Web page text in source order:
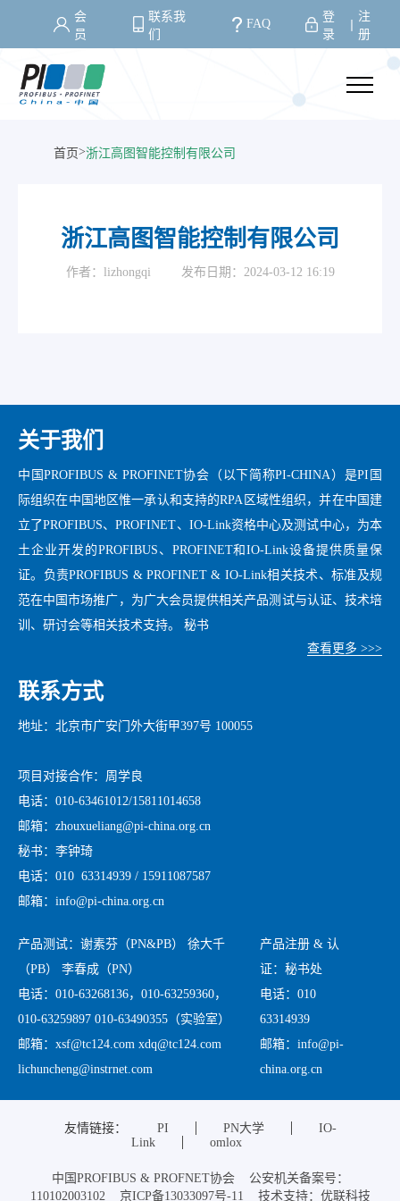
会
员
联系我
们
FAQ
登
录
注
册
首页>浙江高图智能控制有限公司
浙江高图智能控制有限公司
作者：lizhongqi 发布日期：2024-03-12 16:19
关于我们
中国PROFIBUS & PROFINET协会（以下简称PI-CHINA）是PI国
际组织在中国地区惟一承认和支持的RPA区域性组织，并在中国建
立了PROFIBUS、PROFINET、IO-Link资格中心及测试中心，为本
土企业开发的PROFIBUS、PROFINET和IO-Link设备提供质量保
证。负责PROFIBUS & PROFINET & IO-Link相关技术、标准及规
范在中国市场推广，为广大会员提供相关产品测试与认证、技术培
训、研讨会等相关技术支持。 秘书
查看更多 >>>
联系方式
地址：北京市广安门外大街甲397号 100055
项目对接合作：周学良
电话：010-63461012/15811014658
邮箱：zhouxueliang@pi-china.org.cn
秘书：李钟琦
电话：010 63314939 / 15911087587
邮箱：info@pi-china.org.cn
产品测试：谢素芬（PN&PB） 徐大千
（PB） 李春成（PN）
电话：010-63268136，010-63259360，
010-63259897 010-63490355（实验室）
邮箱：xsf@tc124.com xdq@tc124.com
lichuncheng@instrnet.com
产品注册 & 认
证：秘书处
电话：010
63314939
邮箱：info@pi-
china.org.cn
友情链接： PI PN大学
IO-
Link
omlox
中国PROFIBUS & PROFNET协会 公安机关备案号：
110102003102 京ICP备13033097号-11 技术支持：优联科技